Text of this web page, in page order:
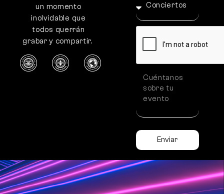
Enviar
un momento
inolvidable que
todos querrán
grabar y compartir.